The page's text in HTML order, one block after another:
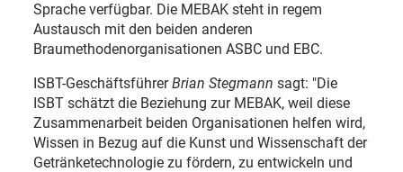
Sprache verfügbar. Die MEBAK steht in regem
Austausch mit den beiden anderen
Braumethodenorganisationen ASBC und EBC.
ISBT-GeschäftsführerBrian Stegmann sagt: "Die
ISBT schätzt die Beziehung zur MEBAK, weil diese
Zusammenarbeit beiden Organisationen helfen wird,
Wissen in Bezug auf die Kunst und Wissenschaft der
Getränketechnologie zu fördern, zu entwickeln und